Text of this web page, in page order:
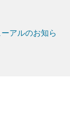
アルのお知ら